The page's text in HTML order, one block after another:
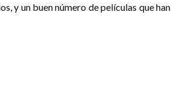
y un buen número de películas que han